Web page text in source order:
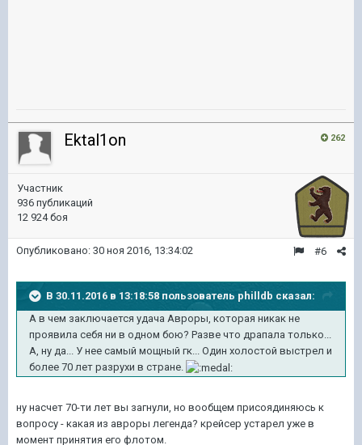
262
Ektal1on
Участник
936 публикаций
12 924 боя
#6
Опубликовано: 30 ноя 2016, 13:34:02
В 30.11.2016 в 13:18:58 пользователь philldb сказал:
А в чем заключается удача Авроры, которая никак не
проявила себя ни в одном бою? Разве что драпала только...
А, ну да... У нее самый мощный гк... Один холостой выстрел и
более 70 лет разрухи в стране.
ну насчет 70-ти лет вы загнули, но вообщем присоядиняюсь к
вопросу - какая из авроры легенда? крейсер устарел уже в
момент принятия его флотом.